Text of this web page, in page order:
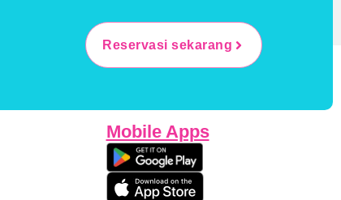
Reservasi sekarang
Mobile Apps